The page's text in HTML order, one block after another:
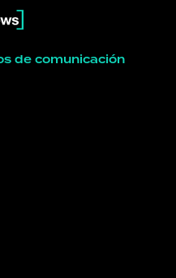
de comunicación